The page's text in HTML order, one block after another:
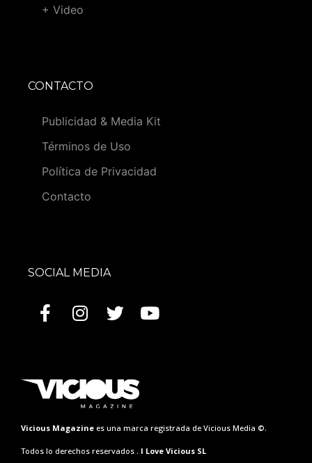
+ Video
CONTACTO
Publicidad & Media Kit
Términos de Uso
Política de Privacidad
Contacto
SOCIAL MEDIA
Vicious Magazine es una marca registrada de Vicious Media ©.
Todos lo derechos reservados . I Love Vicious SL